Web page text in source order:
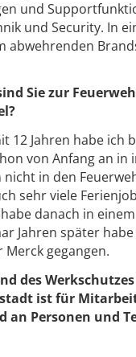
und
und Security. In
abwehrenden
Sie zur
12 Jahren habe ich
von Anfang an
in den
sehr viele
danach in
Jahren später
gegangen.
des
ist für
Personen und